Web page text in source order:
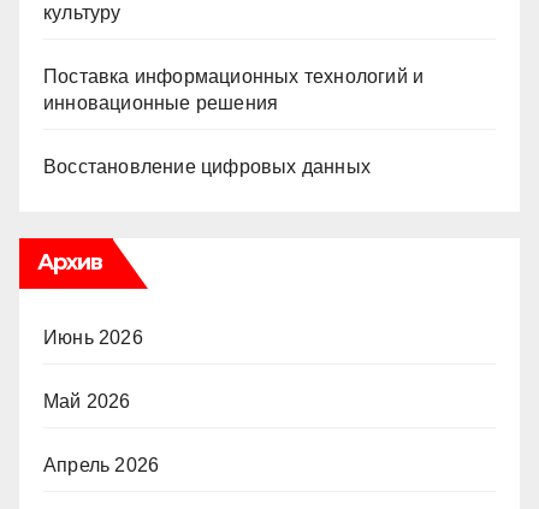
культуру
Поставка информационных технологий и
инновационные решения
Восстановление цифровых данных
Архив
Июнь 2026
Май 2026
Апрель 2026